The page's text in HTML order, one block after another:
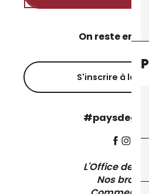
On reste en
S'inscrire à la
L'Office de
Nos